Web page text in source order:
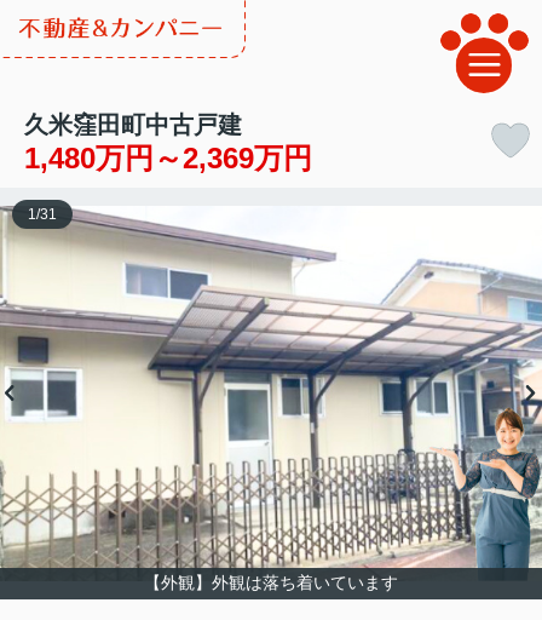
久米窪田町中古戸建
1,480万円～2,369万円
【外観】外観は落ち着いています
1 /31